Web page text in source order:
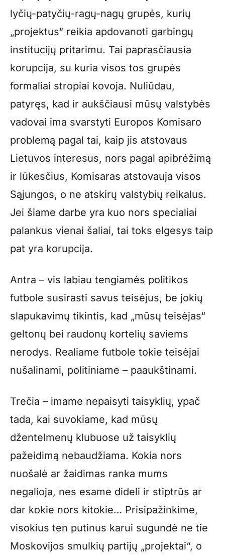
lyčių-patyčių-ragų-nagų grupės, kurių
„projektus“ reikia apdovanoti garbingų
institucijų pritarimu. Tai paprasčiausia
korupcija, su kuria visos tos grupės
formaliai stropiai kovoja. Nuliūdau,
patyręs, kad ir aukščiausi mūsų valstybės
vadovai ima svarstyti Europos Komisaro
problemą pagal tai, kaip jis atstovaus
Lietuvos interesus, nors pagal apibrėžimą
ir lūkesčius, Komisaras atstovauja visos
Sąjungos, o ne atskirų valstybių reikalus.
Jei šiame darbe yra kuo nors specialiai
palankus vienai šaliai, tai toks elgesys taip
pat yra korupcija.
Antra – vis labiau tengiamės politikos
futbole susirasti savus teisėjus, be jokių
slapukavimų tikintis, kad „mūsų teisėjas“
geltonų bei raudonų kortelių saviems
nerodys. Realiame futbole tokie teisėjai
nušalinami, politiniame – paaukštinami.
Trečia – imame nepaisyti taisyklių, ypač
tada, kai suvokiame, kad mūsų
džentelmenų klubuose už taisyklių
pažeidimą nebaudžiama. Kokia nors
nuošalė ar žaidimas ranka mums
negalioja, nes esame dideli ir stiptrūs ar
dar kokie nors kitokie… Prisipažinkime,
visokius ten putinus karui sugundė ne tie
Moskovijos smulkių partijų „projektai“, o